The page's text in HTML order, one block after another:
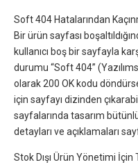
Soft 404 Hatalarından
Bir ürün sayfası
kullanıcı boş bir sayfayla
durumu “Soft 404”
olarak 200 OK kodu
için sayfayı dizinden
sayfalarında tasarım
detayları ve açıklamaları
Stok Dışı Ürün Yönetimi İçin